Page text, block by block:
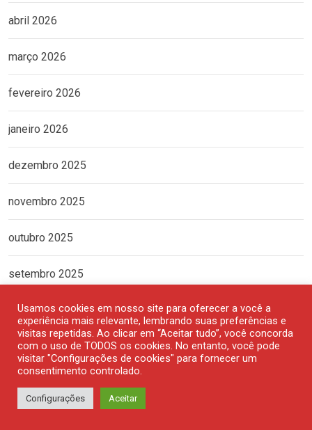
abril 2026
março 2026
fevereiro 2026
janeiro 2026
dezembro 2025
novembro 2025
outubro 2025
setembro 2025
agosto 2025
julho 2025
Usamos cookies em nosso site para oferecer a você a
experiência mais relevante, lembrando suas preferências e
visitas repetidas. Ao clicar em “Aceitar tudo”, você concorda
com o uso de TODOS os cookies. No entanto, você pode
visitar "Configurações de cookies" para fornecer um
consentimento controlado.
Configurações Aceitar